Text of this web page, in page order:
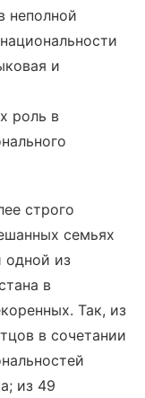
неполной
и
роль в
строго
семьях
одной из
в
Так, из
в сочетании
из 49